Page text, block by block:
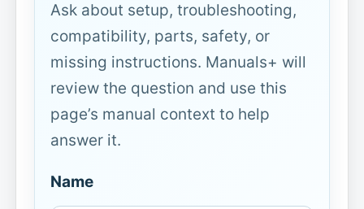
Ask about setup, troubleshooting,
compatibility, parts, safety, or
missing instructions. Manuals+ will
review the question and use this
page’s manual context to help
answer it.
Name